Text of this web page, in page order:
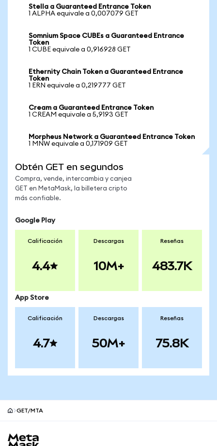
Stella a Guaranteed Entrance Token
1 ALPHA equivale a 0,007079 GET
Somnium Space CUBEs a Guaranteed Entrance
Token
1 CUBE equivale a 0,916928 GET
Ethernity Chain Token a Guaranteed Entrance
Token
1 ERN equivale a 0,219777 GET
Cream a Guaranteed Entrance Token
1 CREAM equivale a 5,9193 GET
Morpheus Network a Guaranteed Entrance Token
1 MNW equivale a 0,171909 GET
Obtén GET en segundos
Compra, vende, intercambia y canjea
GET en MetaMask, la billetera cripto
más confiable.
Google Play
Calificación
4.4
Descargas
10M+
Reseñas
483.7K
App Store
Calificación
4.7
Descargas
50M+
Reseñas
75.8K
GET/MTA